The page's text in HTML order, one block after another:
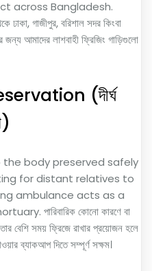
across Bangladesh.
ঢাকা, গাজীপুর, বরিশাল সদর কিংবা
জন্য আমাদের লাশবাহী ফ্রিজিং গাড়িগুলো
(দীর্ঘ
body preserved safely
for distant relatives to
ambulance acts as a
পারিবারিক কোনো কারণে বা
তার বেশি সময় ফ্রিজে রাখার প্রয়োজন হলে
ব্যাকআপ দিতে সম্পূর্ণ সক্ষম।